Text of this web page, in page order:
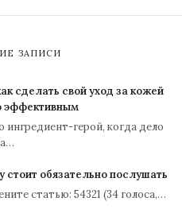
ЗАПИСИ
сделать свой уход за кожей
эффективным
герой, когда дело
обязательно послушать
статью: 54321 (34 голоса,…